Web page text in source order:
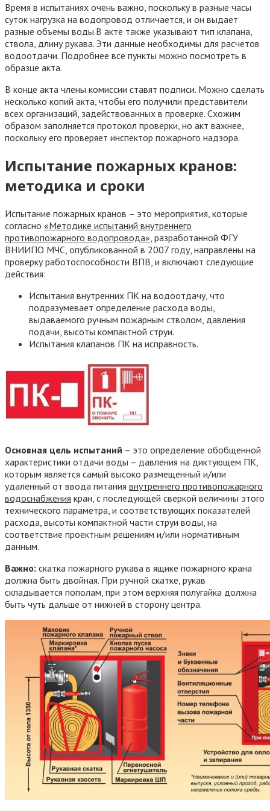
Время в испытаниях очень важно, поскольку в разные часы
суток нагрузка на водопровод отличается, и он выдает
разные объемы воды.В акте также указывают тип клапана,
ствола, длину рукава. Эти данные необходимы для расчетов
водоотдачи. Подробнее все пункты можно посмотреть в
образце акта.
В конце акта члены комиссии ставят подписи. Можно сделать
несколько копий акта, чтобы его получили представители
всех организаций, задействованных в проверке. Схожим
образом заполняется протокол проверки, но акт важнее,
поскольку его проверяет инспектор пожарного надзора.
Испытание пожарных кранов:
методика и сроки
Испытание пожарных кранов – это мероприятия, которые
согласно «Методике испытаний внутреннего
противопожарного водопровода» , разработанной ФГУ
ВНИИПО МЧС, опубликованной в 2007 году, направлены на
проверку работоспособности ВПВ, и включают следующие
действия:
Испытания внутренних ПК на водоотдачу, что
подразумевает определение расхода воды,
выдаваемого ручным пожарным стволом, давления
подачи, высоты компактной струи.
Испытания клапанов ПК на исправность.
Основная цель испытаний – это определение обобщенной
характеристики отдачи воды – давления на диктующем ПК,
которым является самый высоко размещенный и/или
удаленный от ввода питания внутреннего противопожарного
водоснабжения кран, с последующей сверкой величины этого
технического параметра, и соответствующих показателей
расхода, высоты компактной части струи воды, на
соответствие проектным решениям и/или нормативным
данным.
Важно: скатка пожарного рукава в ящике пожарного крана
должна быть двойная. При ручной скатке, рукав
складывается пополам, при этом верхняя полугайка должна
быть чуть дальше от нижней в сторону центра.